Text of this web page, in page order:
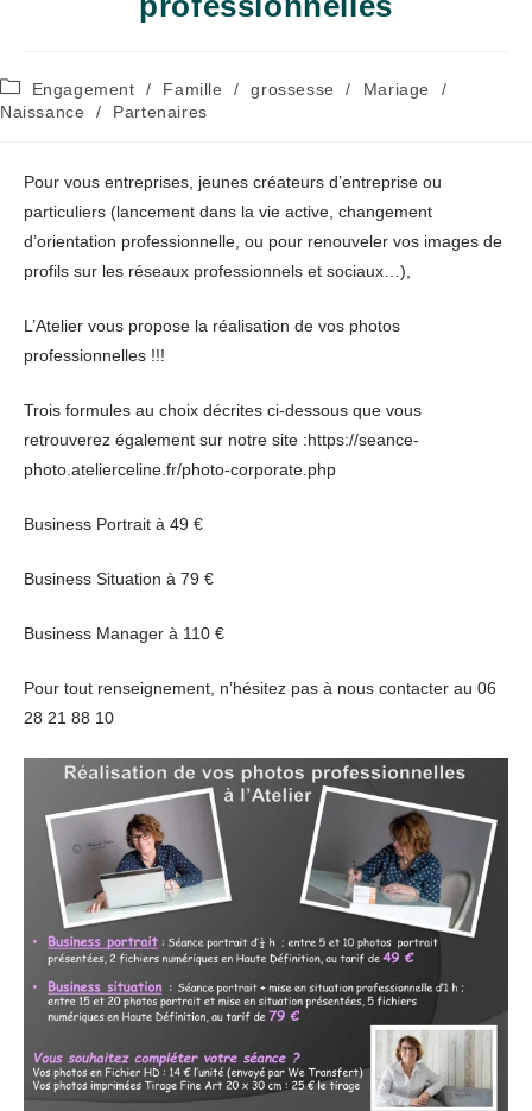
Post
category:
Engagement / Famille / grossesse / Mariage
/
Naissance
/ Partenaires
Pour vous entreprises, jeunes créateurs d’entreprise ou
particuliers (lancement dans la vie active, changement
d’orientation professionnelle, ou pour renouveler vos images de
profils sur les réseaux professionnels et sociaux…),
L’Atelier vous propose la réalisation de vos photos
professionnelles !!!
Trois formules au choix décrites ci-dessous que vous
retrouverez également sur notre site :https://seance-
photo.atelierceline.fr/photo-corporate.php
Business Portrait à 49 €
Business Situation à 79 €
Business Manager à 110 €
Pour tout renseignement, n’hésitez pas à nous contacter au 06
28 21 88 10